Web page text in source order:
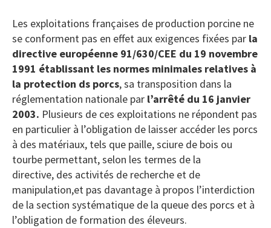
Les exploitations françaises de production porcine ne
se conforment pas en effet aux exigences fixées par la
directive européenne 91/630/CEE du 19 novembre
1991 établissant les normes minimales relatives à
la protection ds porcs, sa transposition dans la
réglementation nationale par l’arrêté du 16 janvier
2003. Plusieurs de ces exploitations ne répondent pas
en particulier à l’obligation de laisser accéder les porcs
à des matériaux, tels que paille, sciure de bois ou
tourbe permettant, selon les termes de la
directive, des activités de recherche et de
manipulation,et pas davantage à propos l’interdiction
de la section systématique de la queue des porcs et à
l’obligation de formation des éleveurs.